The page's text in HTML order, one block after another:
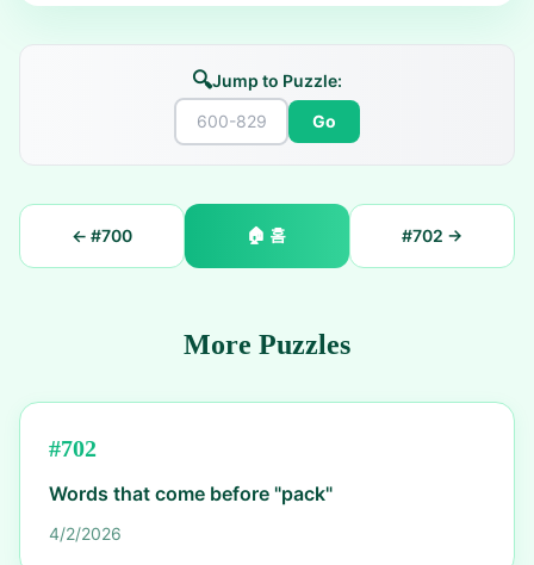
🔍Jump to Puzzle:
Go
← #700 🏠 홈 #702 →
More Puzzles
#702
Words that come before "pack"
4/2/2026